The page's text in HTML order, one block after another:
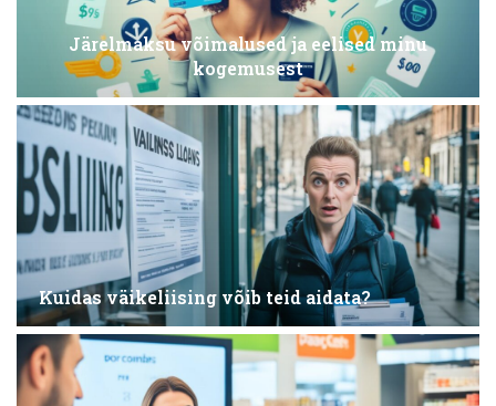
Järelmaksu võimalused ja eelised minu
kogemusest
Kuidas väikeliising võib teid aidata?